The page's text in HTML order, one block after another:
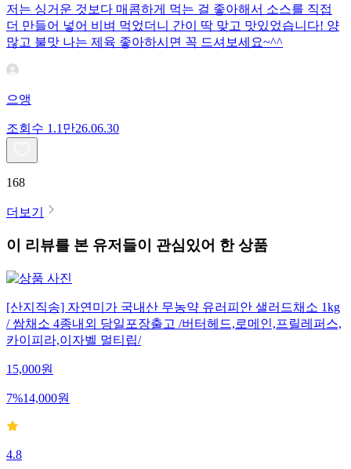
저는 싱거운 것보다 매콤하게 먹는 걸 좋아해서 소스를 직접
더 만들어 넣어 비벼 먹었더니 간이 딱 맞고 맛있었습니다! 양
많고 불맛 나는 제육 좋아하시면 꼭 드셔보세요~^^
으앵
조회수 1.1만26.06.30
168
더보기
이 리뷰를 본 유저들이 관심있어 한 상품
[산지직송] 자연미가 국내산 무농약 유러피안 샐러드채소 1kg
/ 쌈채소 4종내외 당일포장출고 /버터헤드,로메인,프릴레퍼스,
카이피라,이자벨 멀티립/
15,000원
7%14,000원
4.8